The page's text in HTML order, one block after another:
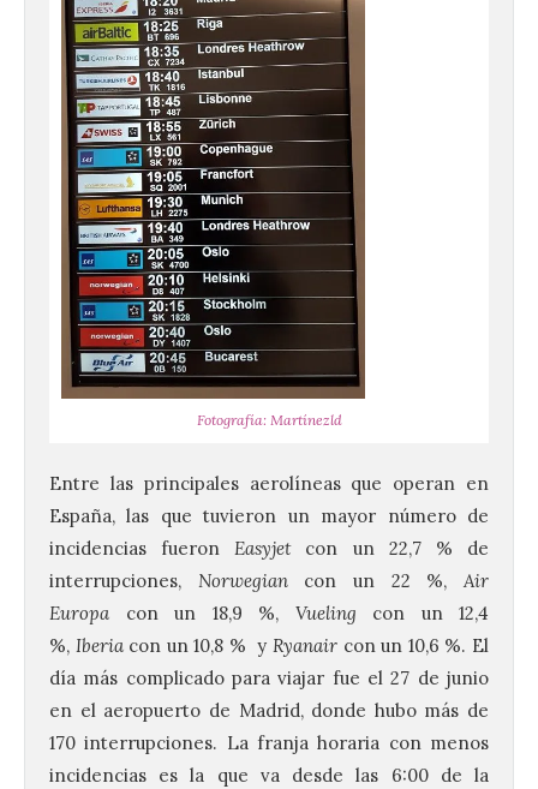
Fotografía: Martínezld
Entre las principales aerolíneas que operan en
España, las que tuvieron un mayor número de
incidencias fueronEasyjetcon un 22,7 % de
interrupciones, Norwegiancon un 22 %,Air
Europa con un 18,9 %, Vueling con un 12,4
%, Iberiacon un 10,8 % y Ryanaircon un 10,6 %. El
día más complicado para viajar fue el 27 de junio
en el aeropuerto de Madrid, donde hubo más de
170 interrupciones. La franja horaria con menos
incidencias es la que va desde las 6:00 de la